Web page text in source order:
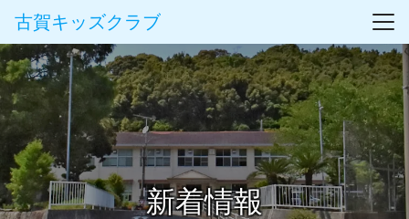
古賀キッズクラブ
新着情報